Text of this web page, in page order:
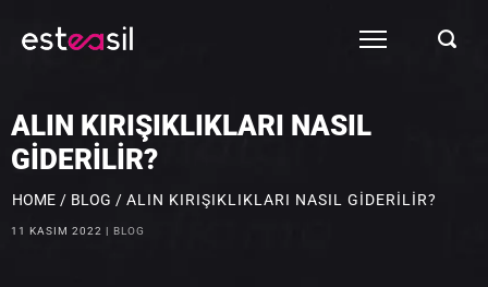
ALIN KIRIŞIKLIKLARI NASIL
GIDERILIR?
HOME / BLOG / ALIN KIRIŞIKLIKLARI NASIL GIDERILIR?
11 KASIM 2022 BLOG